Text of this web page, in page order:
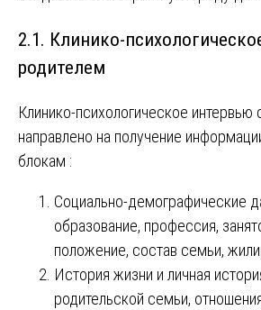
2.1. Клинико-
родителем
Клинико-психологическое интервью
направлено на получение
блокам :
Социально-демографические
образование, профессия,
положение, состав семьи,
История жизни и личная
родительской семьи,